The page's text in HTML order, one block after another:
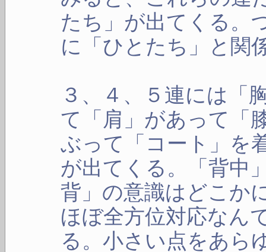
たち」が出てくる。
に「ひとたち」と関
３、４、５連には「
て「肩」があって「
ぶって「コート」を
が出てくる。「背中
背」の意識はどこか
ほぼ全方位対応なん
る。小さい点をあら